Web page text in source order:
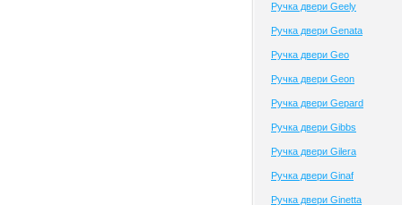
Ручка двери Geely
Ручка двери Genata
Ручка двери Geo
Ручка двери Geon
Ручка двери Gepard
Ручка двери Gibbs
Ручка двери Gilera
Ручка двери Ginaf
Ручка двери Ginetta